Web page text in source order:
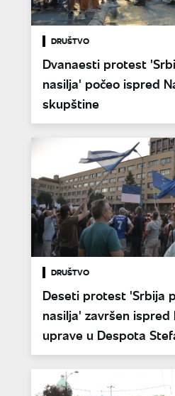
DRUŠTVO
Dvanaesti protest
nasilja' počeo ispred
skupštine
DRUŠTVO
Deseti protest 'Srbija
nasilja' završen ispred
uprave u Despota